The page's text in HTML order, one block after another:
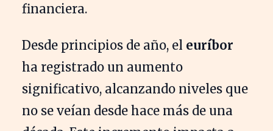
financiera.
Desde principios de año, el euríbor
ha registrado un aumento
significativo, alcanzando niveles que
no se veían desde hace más de una